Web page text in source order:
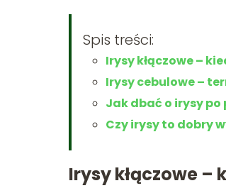
Spis treści:
Irysy kłączowe –
Irysy cebulowe –
Jak dbać o irysy po
Czy irysy to dobry
Irysy kłączowe –